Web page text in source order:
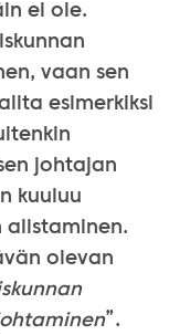
ei ole.
vaan sen
esimerkiksi
johtajan
kuuluu
alistaminen.
olevan
”.